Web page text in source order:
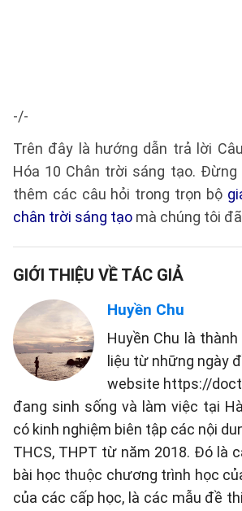
-/-
Trên đây là hướng dẫn trả lời
Hóa 10 Chân trời sáng tạo. Đừng
thêm các câu hỏi trong trọn bộ
chân trời sáng tạo mà chúng tôi
GIỚI THIỆU VỀ TÁC GIẢ
Huyền Chu
Huyền Chu là
liệu từ những ngày
website https://
đang sinh sống và làm việc tại
có kinh nghiệm biên tập các nội
THCS, THPT từ năm 2018. Đó là
bài học thuộc chương trình học
của các cấp học, là các mẫu đề